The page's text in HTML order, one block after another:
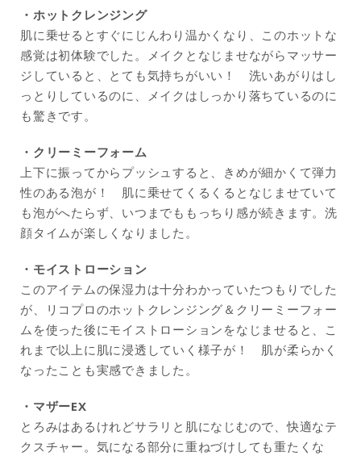
・ホットクレンジング
肌に乗せるとすぐにじんわり温かくなり、このホットな
感覚は初体験でした。メイクとなじませながらマッサー
ジしていると、とても気持ちがいい！ 洗いあがりはし
っとりしているのに、メイクはしっかり落ちているのに
も驚きです。
・クリーミーフォーム
上下に振ってからプッシュすると、きめが細かくて弾力
性のある泡が！ 肌に乗せてくるくるとなじませていて
も泡がへたらず、いつまでももっちり感が続きます。洗
顔タイムが楽しくなりました。
・モイストローション
このアイテムの保湿力は十分わかっていたつもりでした
が、リコプロのホットクレンジング＆クリーミーフォー
ムを使った後にモイストローションをなじませると、こ
れまで以上に肌に浸透していく様子が！ 肌が柔らかく
なったことも実感できました。
・マザーEX
とろみはあるけれどサラリと肌になじむので、快適なテ
クスチャー。気になる部分に重ねづけしても重たくな